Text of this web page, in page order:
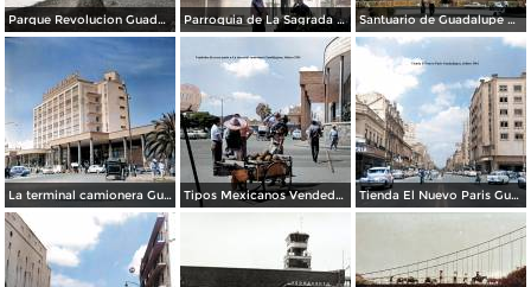
Parque Revolucion Guadalajara, Jalisco. Parroquia de La Sagrada familia Guadalajara, Jalisco 1961. Santuario de Guadalupe Guadalajara, Jalisco 1961.
La terminal camionera Guadalajara, Jalisco 1961 Tipos Mexicanos Vendedor de cocos junto a La terminal camionera Guadalajara, Jalisco 1961 Tienda El Nuevo Paris Guadalajara, Jalisco 1961